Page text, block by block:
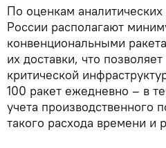
По оценкам
России располагают
конвенциональными
их доставки, что
критической
100 ракет ежедневно – в
учета производственного
такого расхода времени и